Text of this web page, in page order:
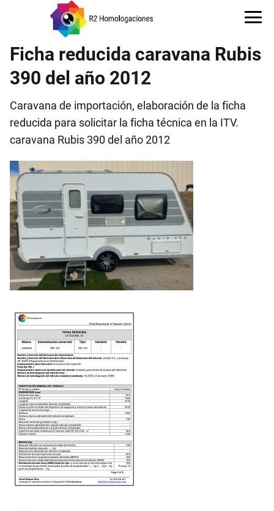
Ficha reducida caravana Rubis
390 del año 2012
Caravana de importación, elaboración de la ficha
reducida para solicitar la ficha técnica en la ITV.
caravana Rubis 390 del año 2012